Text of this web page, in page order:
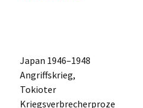
Japan 1946–1948
Angriffskrieg,
Tokio­ter
Kriegsverbrecherproze